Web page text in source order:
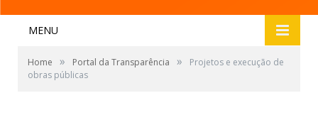
MENU
Home » Portal da Transparência »
Projetos e execução de
obras públicas